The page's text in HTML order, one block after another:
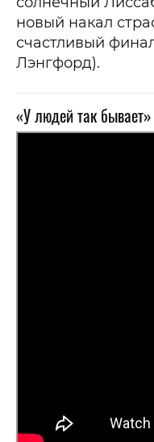
новый накал
счастливый
Лэнгфорд).
«У людей так